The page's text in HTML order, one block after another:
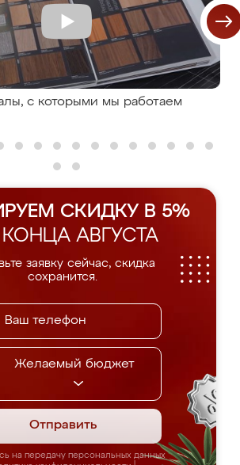
с которыми мы работаем
СКИДКУ В 5%
АВГУСТА
заявку сейчас, скидка
сохранится.
Желаемый бюджет
Отправить
на передачу персональных данных